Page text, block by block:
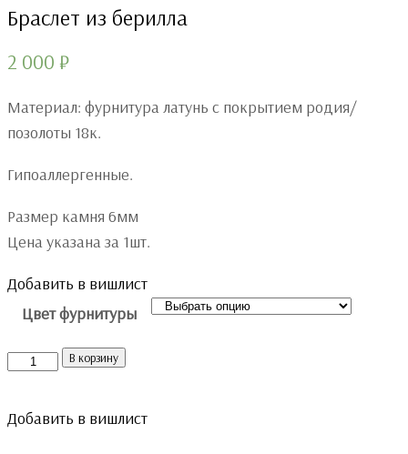
Браслет из берилла
2 000 ₽
Материал: фурнитура латунь с покрытием родия/
позолоты 18к.
Гипоаллергенные.
Размер камня 6мм
Цена указана за 1шт.
Добавить в вишлист
Цвет фурнитуры
КоличествоВ корзину
Добавить в вишлист